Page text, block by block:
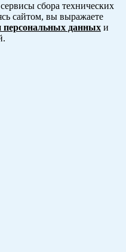
сбора технических
сайтом, вы выражаете
персональных данных и